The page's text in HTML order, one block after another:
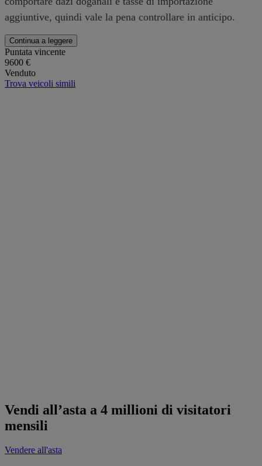
aggiuntive, quindi vale la pena controllare in anticipo.
Continua a leggere
Puntata vincente
9600 €
Venduto
Trova veicoli simili
Vendi all’asta a 4 millioni di visitatori
mensili
Vendere all'asta